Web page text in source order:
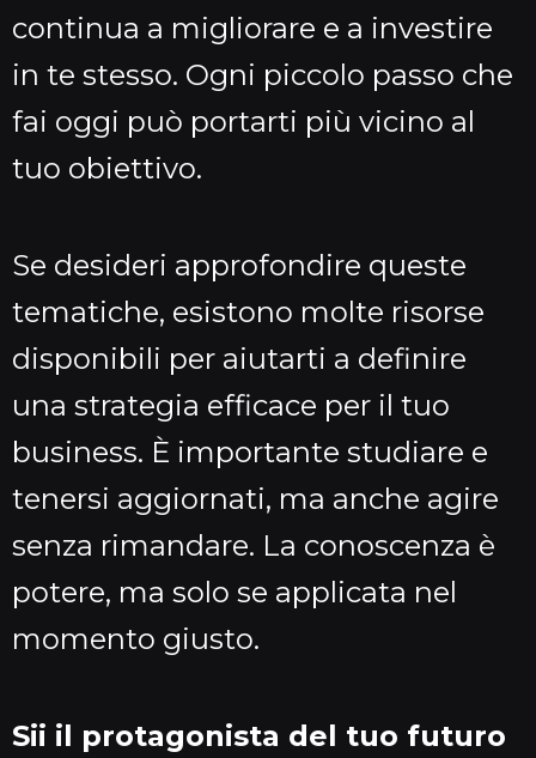
continua a migliorare e a investire
in te stesso. Ogni piccolo passo che
fai oggi può portarti più vicino al
tuo obiettivo.
Se desideri approfondire queste
tematiche, esistono molte risorse
disponibili per aiutarti a definire
una strategia efficace per il tuo
business. È importante studiare e
tenersi aggiornati, ma anche agire
senza rimandare. La conoscenza è
potere, ma solo se applicata nel
momento giusto.
Sii il protagonista del tuo futuro